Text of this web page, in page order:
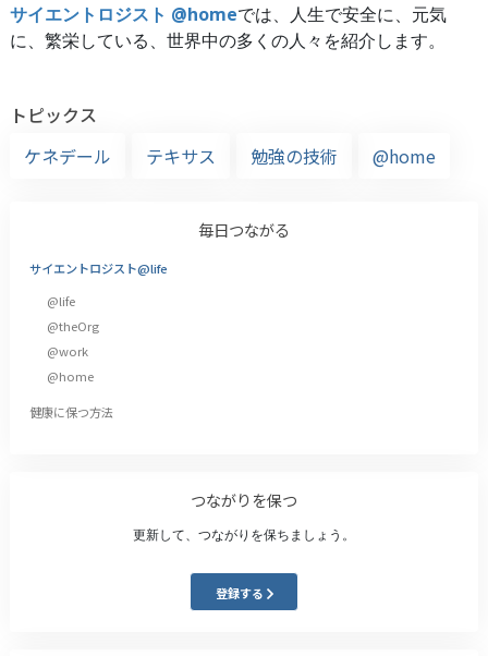
サイエントロジスト @homeでは、人生で安全に、元気
に、繁栄している、世界中の多くの人々を紹介します。
トピックス
ケネデール
テキサス 勉強の技術 @home
毎日つながる
サイエントロジスト@life
@life
@theOrg
@work
@home
健康に保つ方法
つながりを保つ
更新して、つながりを保ちましょう。
登録する